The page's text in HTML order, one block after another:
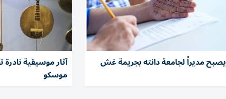
يصبح مديراً لجامعة دانته بجريمة غش آثار موسيقية
موسكو